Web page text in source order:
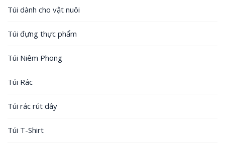
Túi dành cho vật nuôi
Túi đựng thực phẩm
Túi Niêm Phong
Túi Rác
Túi rác rút dây
Túi T-Shirt